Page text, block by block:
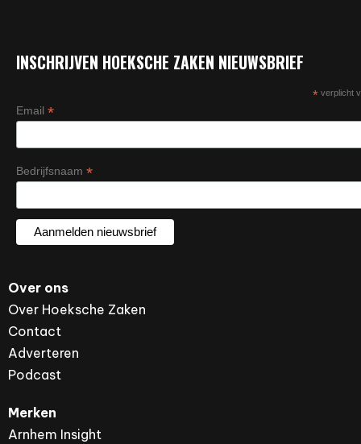
INSCHRIJVEN HOEKSCHE ZAKEN NIEUWSBRIEF
*verplicht
Email *
Bedrijfsnaam *
Over ons
Over Hoeksche Zaken
Contact
Adverteren
Podcast
Merken
Arnhem Insight